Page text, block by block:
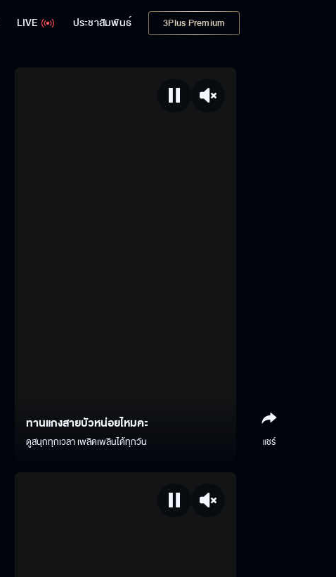
LIVE ประชาสัมพันธ์ 3Plus Premium
ทานแกงสายบัวหน่อยไหมคะ
ดูสนุกทุกเวลา เพลิดเพลินได้ทุกวัน แชร์